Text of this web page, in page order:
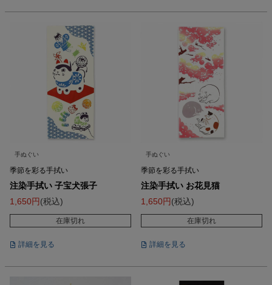
手ぬぐい
季節を彩る手拭い
注染手拭い 子宝犬張子
1,650
税込
在庫切れ
詳細を見る
手ぬぐい
季節を彩る手拭い
注染手拭い お花見猫
1,650
税込
在庫切れ
詳細を見る